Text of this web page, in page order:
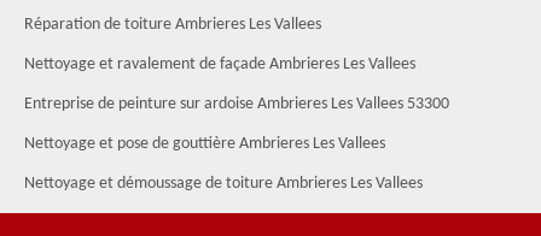
Réparation de toiture Ambrieres Les Vallees
Nettoyage et ravalement de façade Ambrieres Les Vallees
Entreprise de peinture sur ardoise Ambrieres Les Vallees 53300
Nettoyage et pose de gouttière Ambrieres Les Vallees
Nettoyage et démoussage de toiture Ambrieres Les Vallees